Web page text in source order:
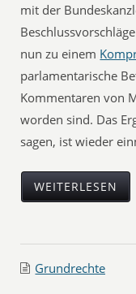
mit der
nun zu einem
parlamentarische
Kommentaren von
worden sind. Das
sagen, ist wieder
WEITERLESEN
Grundrechte